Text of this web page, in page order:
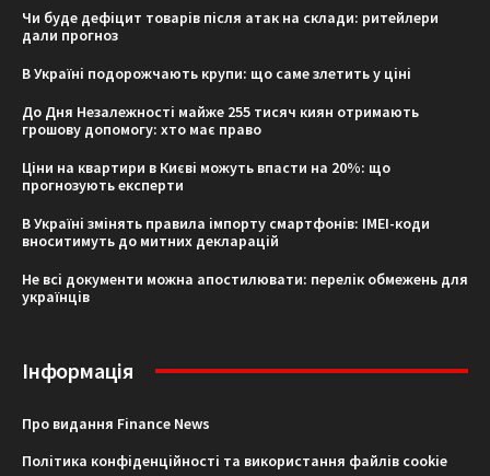
Чи буде дефіцит товарів після атак на склади: ритейлери
дали прогноз
В Україні подорожчають крупи: що саме злетить у ціні
До Дня Незалежності майже 255 тисяч киян отримають
грошову допомогу: хто має право
Ціни на квартири в Києві можуть впасти на 20%: що
прогнозують експерти
В Україні змінять правила імпорту смартфонів: IMEI-коди
вноситимуть до митних декларацій
Не всі документи можна апостилювати: перелік обмежень для
українців
Інформація
Про видання Finance News
Політика конфіденційності та використання файлів cookie